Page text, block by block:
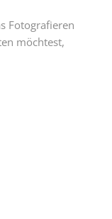
Fotografieren
möchtest,